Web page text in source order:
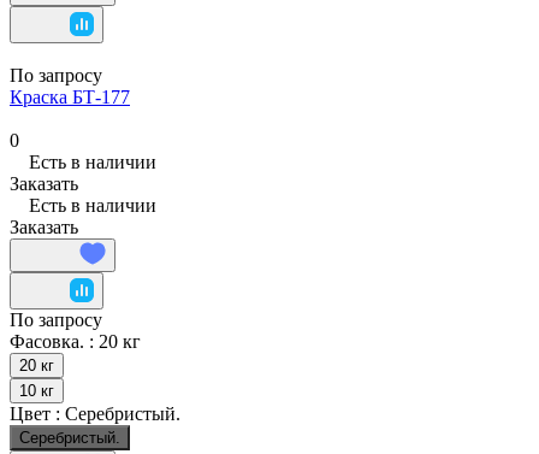
По запросу
Краска БТ-177
0
Есть в наличии
Заказать
Есть в наличии
Заказать
По запросу
Фасовка. : 20 кг
20 кг
10 кг
Цвет : Серебристый.
Серебристый.